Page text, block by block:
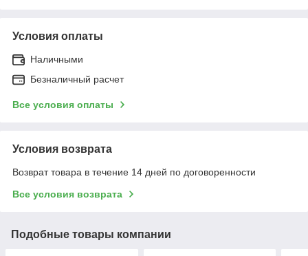
Условия оплаты
Наличными
Безналичный расчет
Все условия оплаты
Условия возврата
Возврат товара в течение 14 дней по договоренности
Все условия возврата
Подобные товары компании